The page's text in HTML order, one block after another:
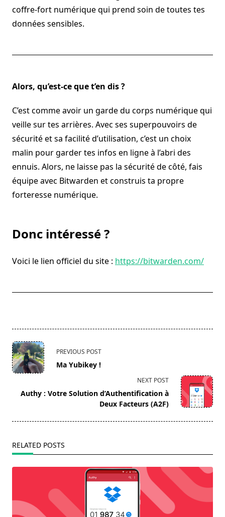
coffre-fort numérique qui prend soin de toutes tes
données sensibles.
Alors, qu’est-ce que t’en dis ?
C’est comme avoir un garde du corps numérique qui
veille sur tes arrières. Avec ses superpouvoirs de
sécurité et sa facilité d’utilisation, c’est un choix
malin pour garder tes infos en ligne à l’abri des
ennuis. Alors, ne laisse pas la sécurité de côté, fais
équipe avec Bitwarden et construis ta propre
forteresse numérique.
Donc intéressé ?
Voici le lien officiel du site : https://bitwarden.com/
<span
class="nav-
subtitle
reader-
PREVIOUS POST
Ma Yubikey !
NEXT POST
Authy : Votre Solution d’Authentification à
Deux Facteurs (A2F)
RELATED POSTS